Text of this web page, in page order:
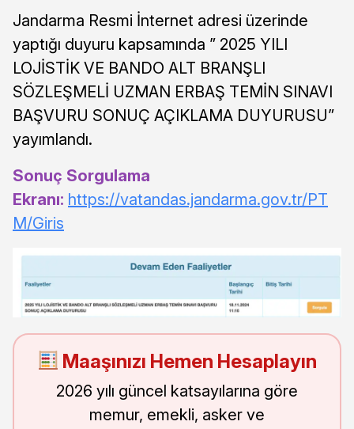
Jandarma Resmi İnternet adresi üzerinde
yaptığı duyuru kapsamında ” 2025 YILI
LOJİSTİK VE BANDO ALT BRANŞLI
SÖZLEŞMELİ UZMAN ERBAŞ TEMİN SINAVI
BAŞVURU SONUÇ AÇIKLAMA DUYURUSU”
yayımlandı.
Sonuç Sorgulama
Ekranı: https://vatandas.jandarma.gov.tr/PT
M/Giris
Maaşınızı Hemen Hesaplayın
2026 yılı güncel katsayılarına göre
memur, emekli, asker ve